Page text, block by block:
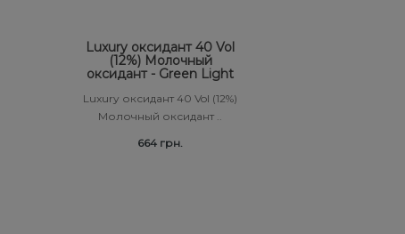
Luxury оксидант 40 Vol
(12%) Молочный
оксидант - Green Light
Luxury оксидант 40 Vol (12%)
Молочный оксидант ..
664 грн.